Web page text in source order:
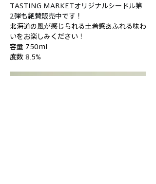
TASTING MARKETオリジナルシードル第
2弾も絶賛販売中です！
北海道の風が感じられる土着感あふれる味わ
いをお楽しみください！
容量 750ml
度数 8.5%